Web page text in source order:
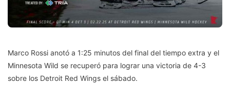
Marco Rossi anotó a 1:25 minutos del final del tiempo extra y el
Minnesota Wild se recuperó para lograr una victoria de 4-3
sobre los Detroit Red Wings el sábado.